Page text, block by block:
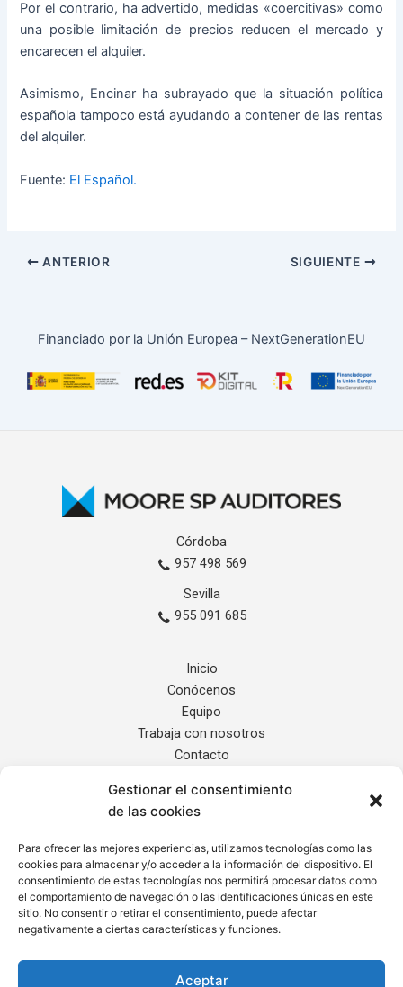
Gestionar el consentimiento
de las cookies
Para ofrecer las mejores experiencias, utilizamos tecnologías como las
cookies para almacenar y/o acceder a la información del dispositivo. El
consentimiento de estas tecnologías nos permitirá procesar datos como
el comportamiento de navegación o las identificaciones únicas en este
sitio. No consentir o retirar el consentimiento, puede afectar
negativamente a ciertas características y funciones.
Aceptar
Por el contrario, ha advertido, medidas «coercitivas» como
una posible limitación de precios reducen el mercado y
encarecen el alquiler.
Asimismo, Encinar ha subrayado que la situación política
española tampoco está ayudando a contener de las rentas
del alquiler.
Fuente: El Español.
ANTERIOR SIGUIENTE
Financiado por la Unión Europea – NextGenerationEU
Córdoba
957 498 569
Sevilla
955 091 685
Inicio
Conócenos
Equipo
Trabaja con nosotros
Contacto
Servicios
Localización
Internacional
Informe de Transparencia
Aviso Legal
Política de Privacidad
Cláusula de Protección de Datos